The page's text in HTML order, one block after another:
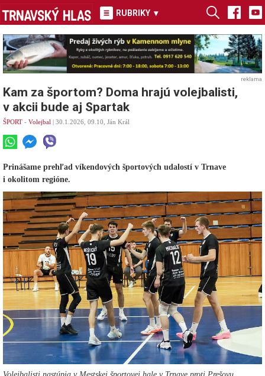
RUBRIKY ▾
reklama
Kam za športom? Doma hrajú volejbalisti,
v akcii bude aj Spartak
ŠPORT - Volejbal | 30.1.2026, 09.10, Ján Král
Prinášame prehľad víkendových športových udalostí v Trnave
i okolitom regióne.